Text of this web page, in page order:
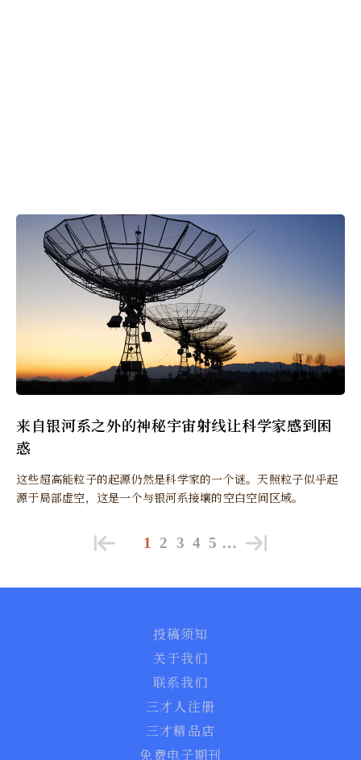
来自银河系之外的神秘宇宙射线让科学家感到困
惑
这些超高能粒子的起源仍然是科学家的一个谜。天照粒子似乎起
源于局部虚空，这是一个与银河系接壤的空白空间区域。
1 2 3 4 5 …
投稿须知
关于我们
联系我们
三才人注册
三才精品店
免费电子期刊